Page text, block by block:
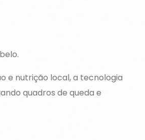
e nutrição local, a tecnologia
quadros de queda e